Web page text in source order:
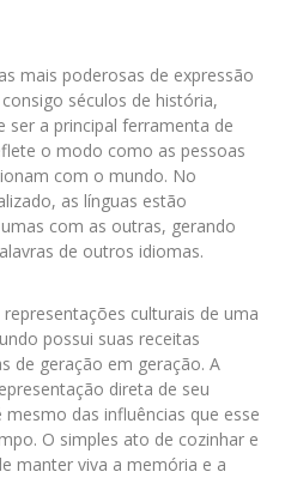
mais poderosas de expressão
séculos de história,
ser a principal ferramenta de
o modo como as pessoas
com o mundo. No
as línguas estão
com as outras, gerando
de outros idiomas.
culturais de uma
possui suas receitas
de geração em geração. A
direta de seu
das influências que esse
O simples ato de cozinhar e
manter viva a memória e a